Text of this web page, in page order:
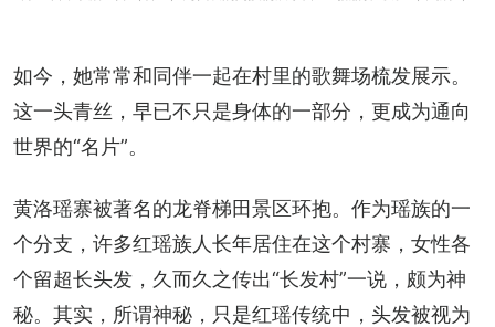
如今，她常常和同伴一起在村里的歌舞场梳发展示。
这一头青丝，早已不只是身体的一部分，更成为通向
世界的“名片”。
黄洛瑶寨被著名的龙脊梯田景区环抱。作为瑶族的一
个分支，许多红瑶族人长年居住在这个村寨，女性各
个留超长头发，久而久之传出“长发村”一说，颇为神
秘。其实，所谓神秘，只是红瑶传统中，头发被视为